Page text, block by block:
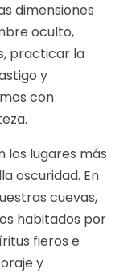
dimensiones
oculto,
practicar la
y
con
los lugares más
oscuridad. En
cuevas,
habitados por
fieros e
y